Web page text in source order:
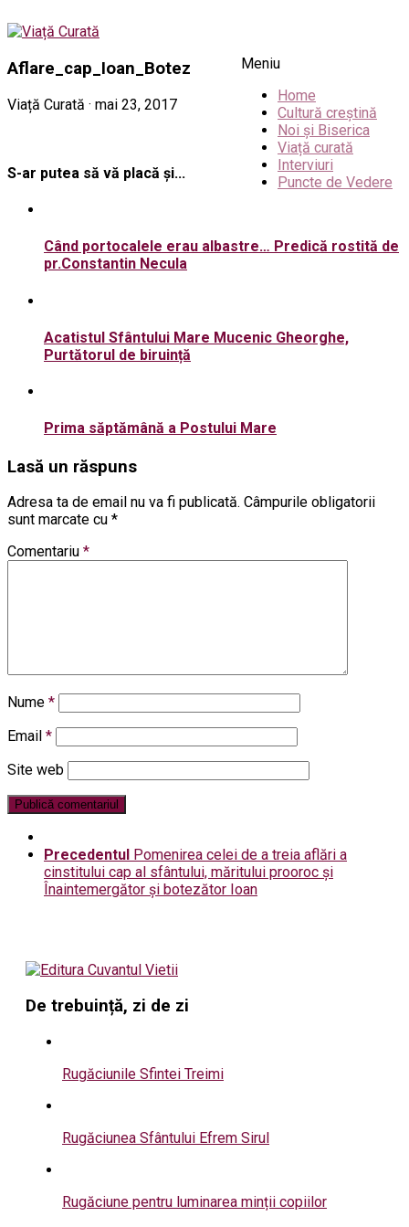
Meniu
Home
Cultură creștină
Noi și Biserica
Viață curată
Interviuri
Puncte de Vedere
Aflare_cap_Ioan_Botez
Viață Curată · mai 23, 2017
S-ar putea să vă placă și...
Când portocalele erau albastre… Predică rostită de
pr.Constantin Necula
Acatistul Sfântului Mare Mucenic Gheorghe,
Purtătorul de biruință
Prima săptămână a Postului Mare
Lasă un răspuns
Adresa ta de email nu va fi publicată. Câmpurile obligatorii
sunt marcate cu *
Comentariu *
Nume *
Email *
Site web
Precedentul Pomenirea celei de a treia aflări a
cinstitului cap al sfântului, măritului prooroc și
Înaintemergător și botezător Ioan
De trebuință, zi de zi
Rugăciunile Sfintei Treimi
Rugăciunea Sfântului Efrem Sirul
Rugăciune pentru luminarea minții copiilor